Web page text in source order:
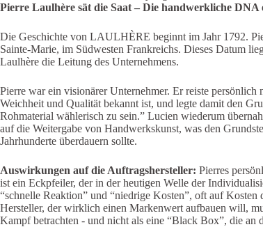
Pierre Laulhère sät die Saat – Die handwerkliche DNA
Die Geschichte von LAULHÈRE beginnt im Jahr 1792.
Sainte-Marie, im Südwesten Frankreichs. Dieses Datum
Laulhère die Leitung des Unternehmens.
Pierre war ein visionärer Unternehmer. Er reiste
Weichheit und Qualität bekannt ist, und legte damit den
Rohmaterial wählerisch zu sein.” Lucien wiederum
auf die Weitergabe von Handwerkskunst, was den
Jahrhunderte überdauern sollte.
Auswirkungen auf die Auftragshersteller: Pierres
ist ein Eckpfeiler, der in der heutigen Welle der
“schnelle Reaktion” und “niedrige Kosten”, oft auf
Hersteller, der wirklich einen Markenwert aufbauen will,
Kampf betrachten - und nicht als eine “Black Box”, die